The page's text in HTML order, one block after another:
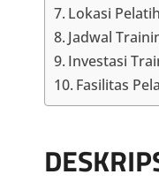
Lokasi
Jadwal
Investasi
Fasilitas